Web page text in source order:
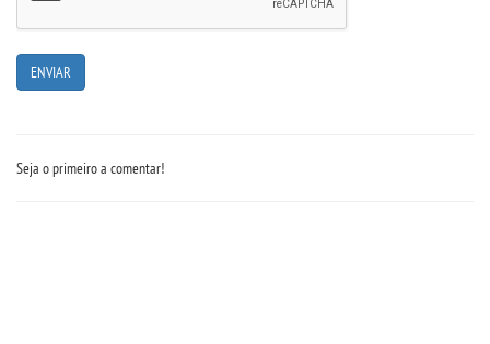
LOGIN
PORTAL DE ALUNOS
Seja o primeiro a comentar!